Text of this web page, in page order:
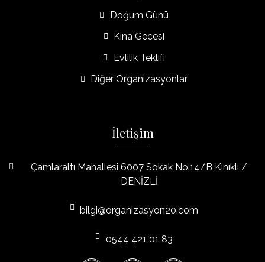
Doğum Günü
Kına Gecesi
Evlilik Teklifi
Diğer Organizasyonlar
İletişim
Çamlaraltı Mahallesi 6007 Sokak No:14/B Kınıklı /
DENİZLİ
bilgi@organizasyon20.com
0544 421 01 83